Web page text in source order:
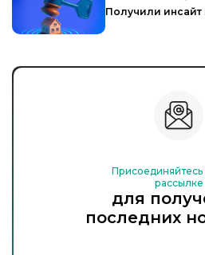
Получили инсайт
рассылке
для
последних